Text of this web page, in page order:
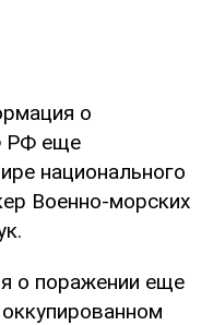
о
РФ еще
национального
Военно-морских
о поражении еще